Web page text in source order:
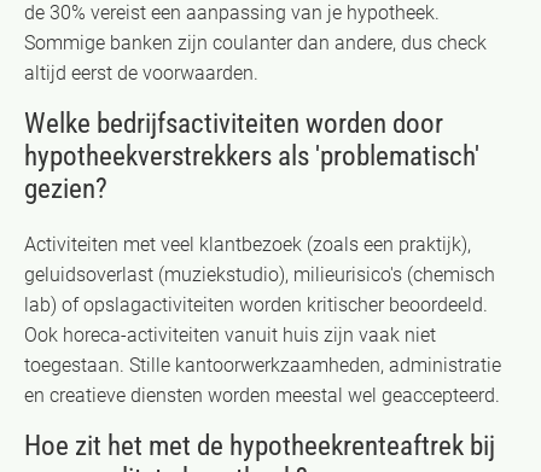
de 30% vereist een aanpassing van je hypotheek.
Sommige banken zijn coulanter dan andere, dus check
altijd eerst de voorwaarden.
Welke bedrijfsactiviteiten worden door
hypotheekverstrekkers als 'problematisch'
gezien?
Activiteiten met veel klantbezoek (zoals een praktijk),
geluidsoverlast (muziekstudio), milieurisico's (chemisch
lab) of opslagactiviteiten worden kritischer beoordeeld.
Ook horeca-activiteiten vanuit huis zijn vaak niet
toegestaan. Stille kantoorwerkzaamheden, administratie
en creatieve diensten worden meestal wel geaccepteerd.
Hoe zit het met de hypotheekrenteaftrek bij